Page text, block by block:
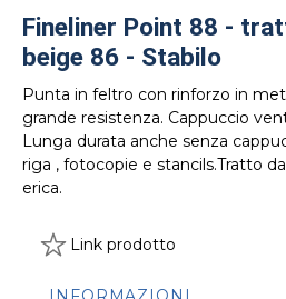
Fineliner Point 88 -
beige 86 - Stabilo
Punta in feltro con rinforzo in
grande resistenza. Cappuccio
Lunga durata anche senza
riga , fotocopie e stancils.Tratto
erica.
Link prodotto